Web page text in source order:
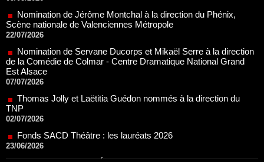
de la Comédie de Colmar - Centre Dramatique National Grand
Est Alsace
07/07/2026
Thomas Jolly et Laëtitia Guédon nommés à la direction du
TNP
02/07/2026
23/06/2026
Dispositif ARTCENA Écrire pour le cirque, les lauréats 2026 !
Le palmarès des prix SACD 2026
18/06/2026